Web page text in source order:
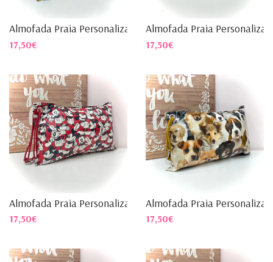
Almofada Praia Personalizad...
17,50€
Almofada Praia
17,50€
Almofada Praia Personalizad...
17,50€
Almofada Praia
17,50€